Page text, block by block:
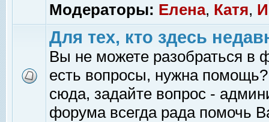
Модераторы: Елена, Катя,
Для тех, кто здесь
Вы не можете разобраться в
есть вопросы, нужна помощь?
сюда, задайте вопрос -
форума всегда рада помочь